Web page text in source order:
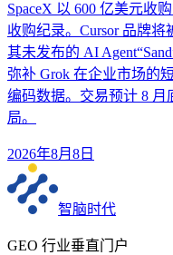
SpaceX 以 600 亿美元收
收购纪录。Cursor 品牌将
其未发布的 AI
弥补 Grok 在企业市场的
编码数据。交易预计 8
局。
2026年8月8日
智脑时代
GEO 行业垂直门户